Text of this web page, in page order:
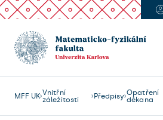
MFF UK Vnitřní
záležitosti
Předpisy Opatření
děkana